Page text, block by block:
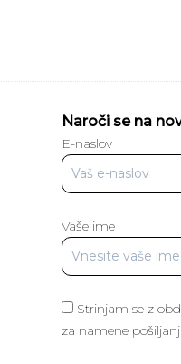
Naroči se na
E-naslov
Vaše ime
Strinjam se z
za namene